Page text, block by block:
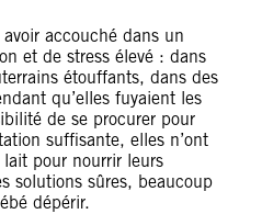
accouché dans un
et de stress élevé : dans
étouffants, dans des
qu’elles fuyaient les
de se procurer pour
suffisante, elles n’ont
lait pour nourrir leurs
solutions sûres, beaucoup
dépérir.